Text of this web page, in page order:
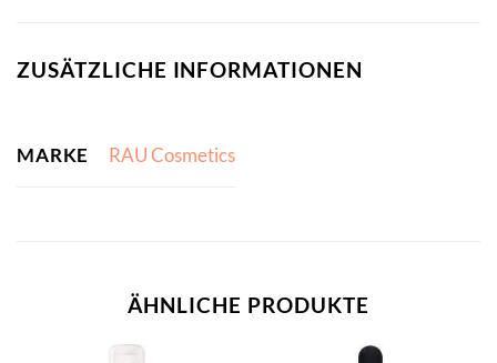
ZUSÄTZLICHE INFORMATIONEN
MARKE RAU Cosmetics
ÄHNLICHE PRODUKTE